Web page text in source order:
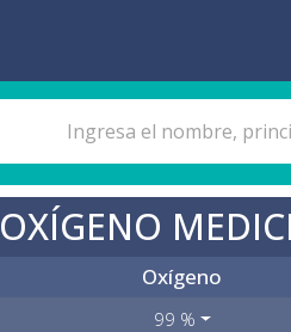
OXÍGENO
Oxígeno
99 %